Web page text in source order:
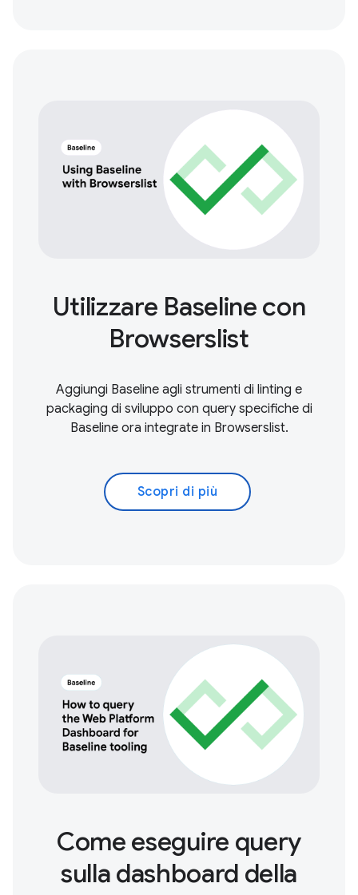
Utilizzare Baseline con
Browserslist
Aggiungi Baseline agli strumenti di linting e
packaging di sviluppo con query specifiche di
Baseline ora integrate in Browserslist.
Scopri di più
Come eseguire query
sulla dashboard della